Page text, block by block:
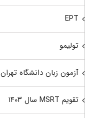
EPT
تولیمو
آزمون زبان دانشگاه تهران
تقویم MSRT سال ۱۴۰۳